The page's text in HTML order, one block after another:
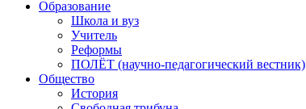
Образование
Школа и вуз
Учитель
Реформы
ПОЛЁТ (научно-педагогический вестник)
Общество
История